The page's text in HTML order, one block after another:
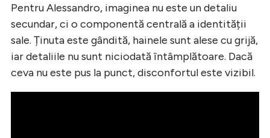
Pentru Alessandro, imaginea nu este un detaliu
secundar, ci o componentă centrală a identității
sale. Ținuta este gândită, hainele sunt alese cu grijă,
iar detaliile nu sunt niciodată întâmplătoare. Dacă
ceva nu este pus la punct, disconfortul este vizibil.